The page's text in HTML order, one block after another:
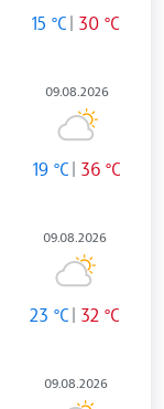
15 °C 30 °C
09.08.2026
19 °C 36 °C
09.08.2026
23 °C 32 °C
09.08.2026